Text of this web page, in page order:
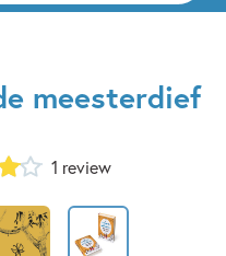
meesterdief
1 review